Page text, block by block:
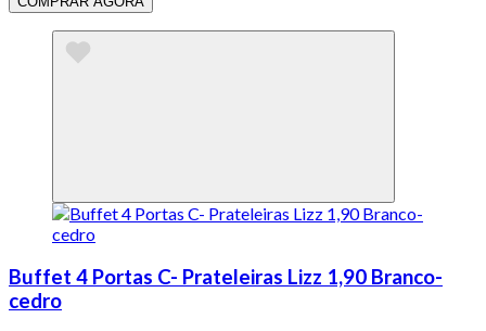
Buffet 4 Portas C- Prateleiras Lizz 1,90 Branco-
cedro